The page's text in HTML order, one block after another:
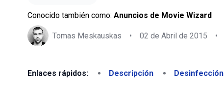
Conocido también como: Anuncios de Movie Wizard
Tomas Meskauskas • 02 de Abril de 2015 •
Enlaces rápidos: Descripción Desinfección